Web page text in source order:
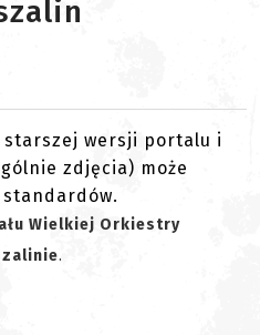
starszej wersji portalu i
zdjęcia) może
Wielkiej Orkiestry
.